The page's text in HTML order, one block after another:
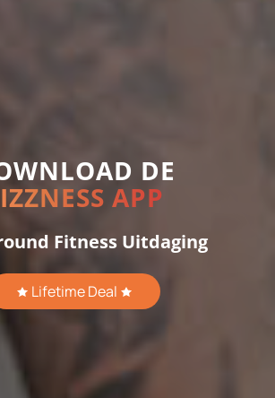
DE
APP
Fitness Uitdaging
Lifetime Deal